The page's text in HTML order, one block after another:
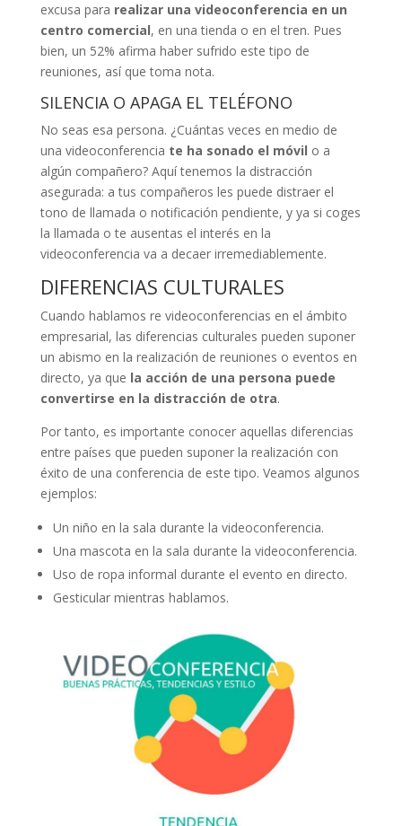
excusa para realizar una videoconferencia en un
centro comercial, en una tienda o en el tren. Pues
bien, un 52% afirma haber sufrido este tipo de
reuniones, así que toma nota.
SILENCIA O APAGA EL TELÉFONO
No seas esa persona. ¿Cuántas veces en medio de
una videoconferencia te ha sonado el móvil o a
algún compañero? Aquí tenemos la distracción
asegurada: a tus compañeros les puede distraer el
tono de llamada o notificación pendiente, y ya si coges
la llamada o te ausentas el interés en la
videoconferencia va a decaer irremediablemente.
DIFERENCIAS CULTURALES
Cuando hablamos re videoconferencias en el ámbito
empresarial, las diferencias culturales pueden suponer
un abismo en la realización de reuniones o eventos en
directo, ya que la acción de una persona puede
convertirse en la distracción de otra.
Por tanto, es importante conocer aquellas diferencias
entre países que pueden suponer la realización con
éxito de una conferencia de este tipo. Veamos algunos
ejemplos:
Un niño en la sala durante la videoconferencia.
Una mascota en la sala durante la videoconferencia.
Uso de ropa informal durante el evento en directo.
Gesticular mientras hablamos.